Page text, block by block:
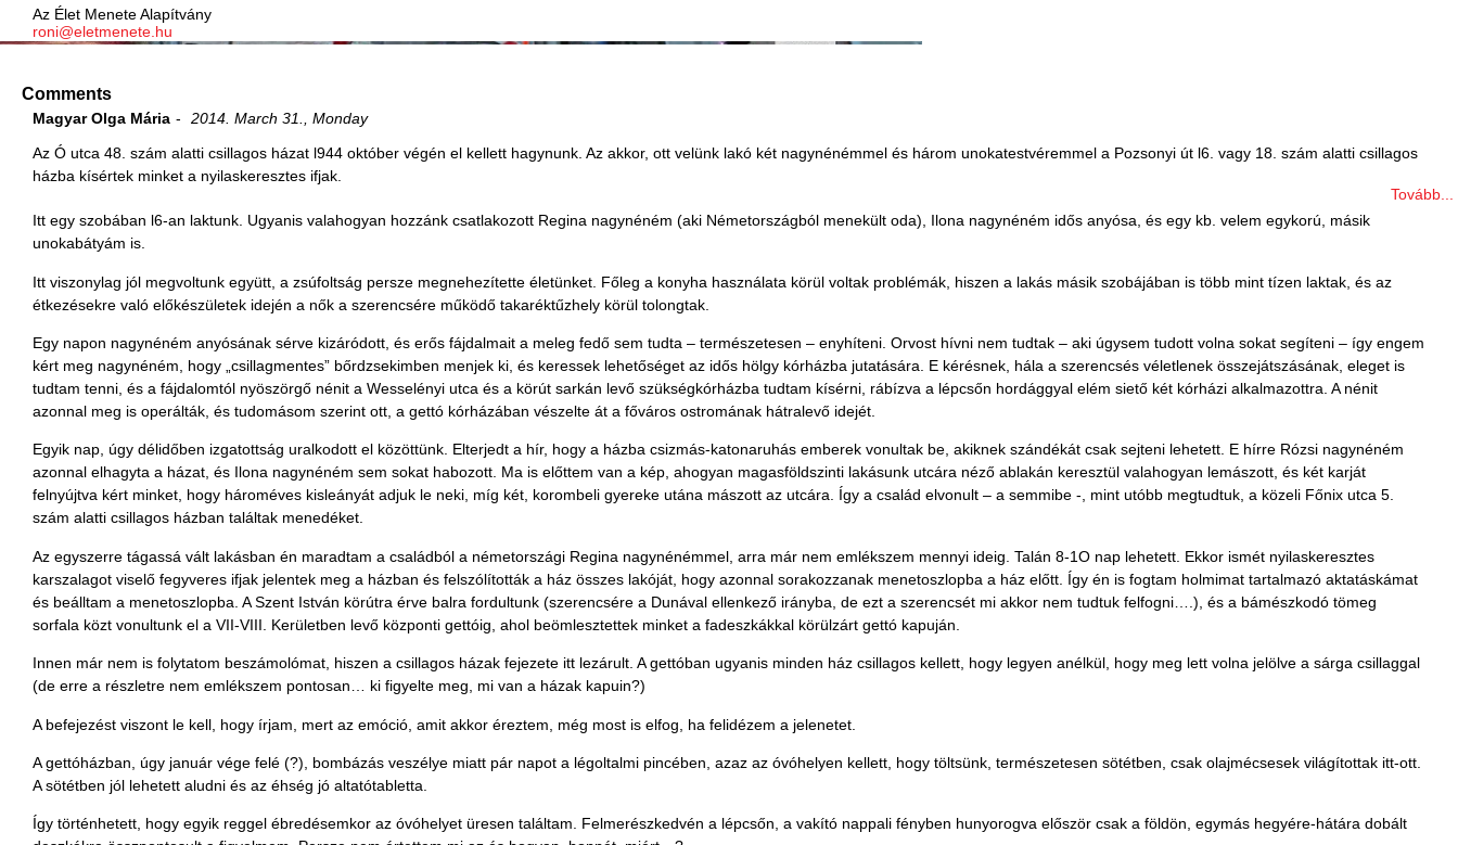
Az Élet Menete Alapítvány
roni@eletmenete.hu
Comments
Magyar Olga Mária 2014. March 31., Monday
Az Ó utca 48. szám alatti csillagos házat l944 október végén el kellett hagynunk. Az akkor, ott velünk lakó két nagynénémmel és három unokatestvéremmel a Pozsonyi út l6. vagy 18. szám alatti csillagos
házba kísértek minket a nyilaskeresztes ifjak.
Tovább...
Itt egy szobában l6-an laktunk. Ugyanis valahogyan hozzánk csatlakozott Regina nagynéném (aki Németországból menekült oda), Ilona nagynéném idős anyósa, és egy kb. velem egykorú, másik
unokabátyám is.
Itt viszonylag jól megvoltunk együtt, a zsúfoltság persze megnehezítette életünket. Főleg a konyha használata körül voltak problémák, hiszen a lakás másik szobájában is több mint tízen laktak, és az
étkezésekre való előkészületek idején a nők a szerencsére működő takaréktűzhely körül tolongtak.
Egy napon nagynéném anyósának sérve kizáródott, és erős fájdalmait a meleg fedő sem tudta – természetesen – enyhíteni. Orvost hívni nem tudtak – aki úgysem tudott volna sokat segíteni – így engem
kért meg nagynéném, hogy „csillagmentes” bőrdzsekimben menjek ki, és keressek lehetőséget az idős hölgy kórházba jutatására. E kérésnek, hála a szerencsés véletlenek összejátszásának, eleget is
tudtam tenni, és a fájdalomtól nyöszörgő nénit a Wesselényi utca és a körút sarkán levő szükségkórházba tudtam kísérni, rábízva a lépcsőn hordággyal elém siető két kórházi alkalmazottra. A nénit
azonnal meg is operálták, és tudomásom szerint ott, a gettó kórházában vészelte át a főváros ostromának hátralevő idejét.
Egyik nap, úgy délidőben izgatottság uralkodott el közöttünk. Elterjedt a hír, hogy a házba csizmás-katonaruhás emberek vonultak be, akiknek szándékát csak sejteni lehetett. E hírre Rózsi nagynéném
azonnal elhagyta a házat, és Ilona nagynéném sem sokat habozott. Ma is előttem van a kép, ahogyan magasföldszinti lakásunk utcára néző ablakán keresztül valahogyan lemászott, és két karját
felnyújtva kért minket, hogy hároméves kisleányát adjuk le neki, míg két, korombeli gyereke utána mászott az utcára. Így a család elvonult – a semmibe -, mint utóbb megtudtuk, a közeli Főnix utca 5.
szám alatti csillagos házban találtak menedéket.
Az egyszerre tágassá vált lakásban én maradtam a családból a németországi Regina nagynénémmel, arra már nem emlékszem mennyi ideig. Talán 8-1O nap lehetett. Ekkor ismét nyilaskeresztes
karszalagot viselő fegyveres ifjak jelentek meg a házban és felszólították a ház összes lakóját, hogy azonnal sorakozzanak menetoszlopba a ház előtt. Így én is fogtam holmimat tartalmazó aktatáskámat
és beálltam a menetoszlopba. A Szent István körútra érve balra fordultunk (szerencsére a Dunával ellenkező irányba, de ezt a szerencsét mi akkor nem tudtuk felfogni….), és a bámészkodó tömeg
sorfala közt vonultunk el a VII-VIII. Kerületben levő központi gettóig, ahol beömlesztettek minket a fadeszkákkal körülzárt gettó kapuján.
Innen már nem is folytatom beszámolómat, hiszen a csillagos házak fejezete itt lezárult. A gettóban ugyanis minden ház csillagos kellett, hogy legyen anélkül, hogy meg lett volna jelölve a sárga csillaggal
(de erre a részletre nem emlékszem pontosan… ki figyelte meg, mi van a házak kapuin?)
A befejezést viszont le kell, hogy írjam, mert az emóció, amit akkor éreztem, még most is elfog, ha felidézem a jelenetet.
A gettóházban, úgy január vége felé (?), bombázás veszélye miatt pár napot a légoltalmi pincében, azaz az óvóhelyen kellett, hogy töltsünk, természetesen sötétben, csak olajmécsesek világítottak itt-ott.
A sötétben jól lehetett aludni és az éhség jó altatótabletta.
Így történhetett, hogy egyik reggel ébredésemkor az óvóhelyet üresen találtam. Felmerészkedvén a lépcsőn, a vakító nappali fényben hunyorogva először csak a földön, egymás hegyére-hátára dobált